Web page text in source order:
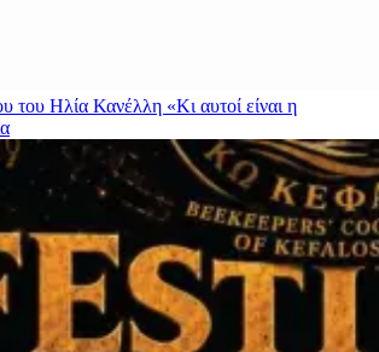
του Ηλία Κανέλλη «Κι αυτοί είναι η